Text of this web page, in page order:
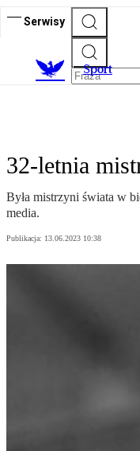
Serwisy
Sport
32-letnia
Była mistrzyni świata w
media.
Publikacja: 13.06.2023 10:38